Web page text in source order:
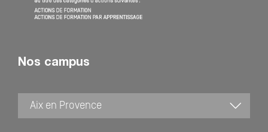
Nos campus